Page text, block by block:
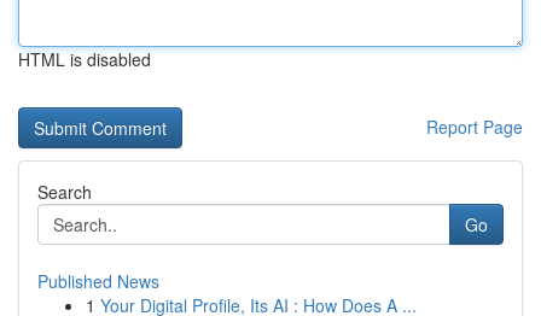
HTML is disabled
Report Page
Search
Go
Published News
1 Your Digital Profile, Its AI : How Does A ...